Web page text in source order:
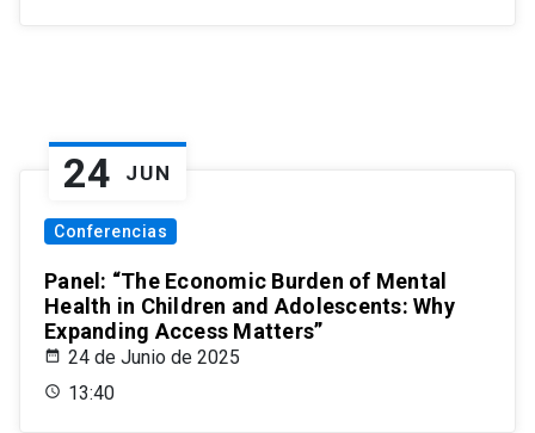
24 JUN
Conferencias
Panel: “The Economic Burden of Mental
Health in Children and Adolescents: Why
Expanding Access Matters”
24 de Junio de 2025
13:40